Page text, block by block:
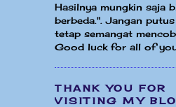
Hasilnya mungkin saja
berbeda.". Jangan putus
tetap semangat
Good luck for all of
THANK YOU FOR
VISITING MY